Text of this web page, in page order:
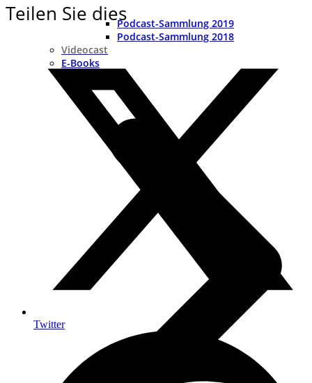
Podcast-Sammlung 2019
Podcast-Sammlung 2018
Videocast
E-Books
Teilen Sie dies
Twitter